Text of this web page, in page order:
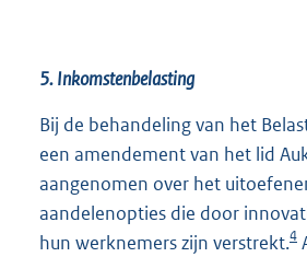
5. Inkomstenbelasting
Bij de behandeling van het
een amendement van het lid
aangenomen over het
aandelenopties die door
hun werknemers zijn verstrekt.4